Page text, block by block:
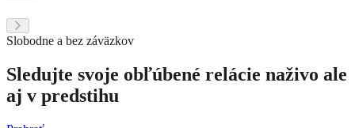
Slobodne a bez záväzkov
Sledujte svoje obľúbené relácie naživo ale
aj v predstihu